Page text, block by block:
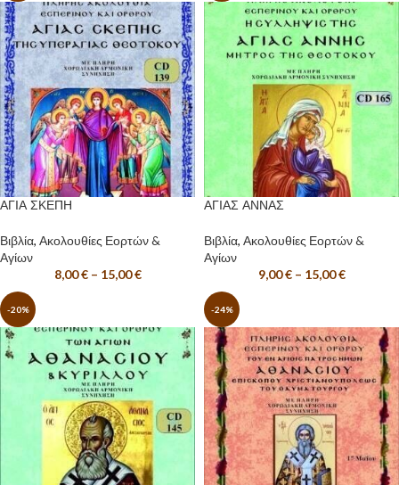
ΑΓΙΑ ΣΚΕΠΗ
Βιβλία, Ακολουθίες Εορτών &
Αγίων
8,00€ – 15,00€
ΑΓΙΑΣ ΑΝΝΑΣ
Βιβλία, Ακολουθίες Εορτών &
Αγίων
9,00€ – 15,00€
-20% -24%